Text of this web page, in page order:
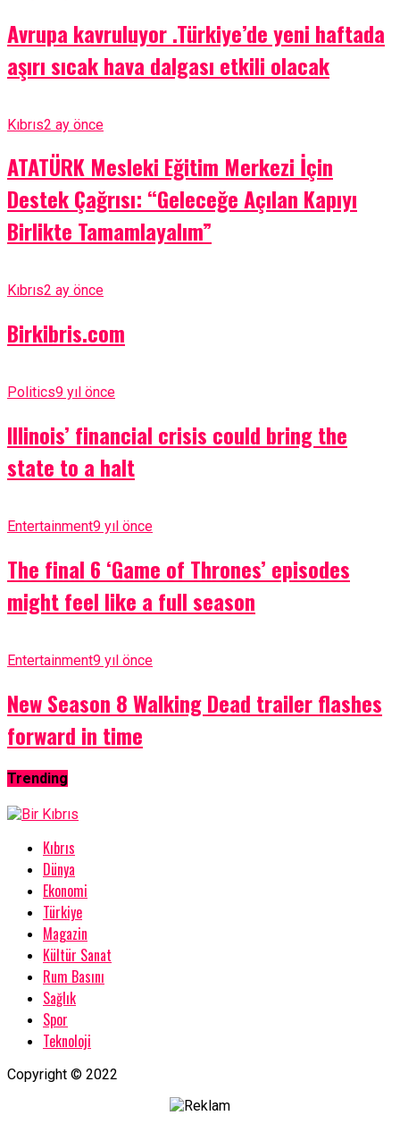
Avrupa kavruluyor .Türkiye’de yeni haftada
aşırı sıcak hava dalgası etkili olacak
Kıbrıs2 ay önce
ATATÜRK Mesleki Eğitim Merkezi İçin
Destek Çağrısı: “Geleceğe Açılan Kapıyı
Birlikte Tamamlayalım”
Kıbrıs2 ay önce
Birkibris.com
Politics9 yıl önce
Illinois’ financial crisis could bring the
state to a halt
Entertainment9 yıl önce
The final 6 ‘Game of Thrones’ episodes
might feel like a full season
Entertainment9 yıl önce
New Season 8 Walking Dead trailer flashes
forward in time
Trending
Kıbrıs
Dünya
Ekonomi
Türkiye
Magazin
Kültür Sanat
Rum Basını
Sağlık
Spor
Teknoloji
Copyright © 2022